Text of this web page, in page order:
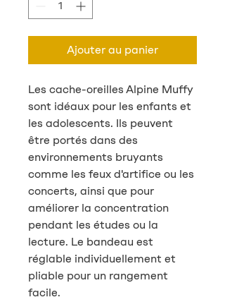
Ajouter au panier
Les cache-oreilles Alpine Muffy
sont idéaux pour les enfants et
les adolescents. Ils peuvent
être portés dans des
environnements bruyants
comme les feux d'artifice ou les
concerts, ainsi que pour
améliorer la concentration
pendant les études ou la
lecture. Le bandeau est
réglable individuellement et
pliable pour un rangement
facile.